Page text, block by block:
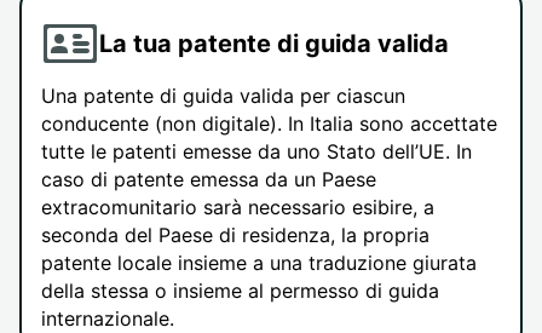
La tua patente di guida valida
Una patente di guida valida per ciascun
conducente (non digitale). In Italia sono accettate
tutte le patenti emesse da uno Stato dell’UE. In
caso di patente emessa da un Paese
extracomunitario sarà necessario esibire, a
seconda del Paese di residenza, la propria
patente locale insieme a una traduzione giurata
della stessa o insieme al permesso di guida
internazionale.